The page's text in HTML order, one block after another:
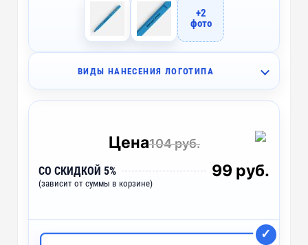
ВИДЫ НАНЕСЕНИЯ ЛОГОТИПА
A1 - Тампопечать (5 цветов) ~ 3 дня
+2
фото
Цена104 руб.
СО СКИДКОЙ 5%
(зависит от суммы в корзине)
99 руб.